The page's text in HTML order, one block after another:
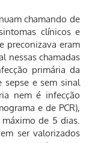
chamando de
clínicos e
preconizava eram
nessas chamadas
primária da
sepse e sem sinal
nem é infecção
e de PCR),
de 5 dias.
ser valorizados